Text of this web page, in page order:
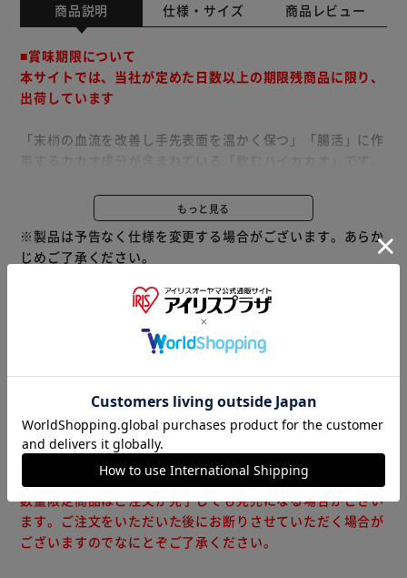
商品説明 仕様・サイズ 商品レビュー
■賞味期限について
本サイトでは、当社が定めた日数以上の期限残商品に限り、
出荷しています
「末梢の血流を改善し手先表面を温かく保つ」「腸活」に作
の3倍です（当社ミルクココア比）。
もっと見る
※製品は予告なく仕様を変更する場合がございます。あらか
じめご了承ください。
※当商品はお取り寄せ品の為、在庫の確認及び商品のお届け
までお時間を頂く場合がございます。
また、商品がメーカーにて完売となっていた場合、キャンセ
ル又は注文内容の変更をお願いいたしております。
予めご了承くださいますようお願いいたします。
商品はアイリスプラザがセレクトしたオススメ商品です。
数量限定商品はご注文が完了しても完売になる場合がござい
ます。ご注文をいただいた後にお断りさせていただく場合が
ございますのでなにとぞご了承ください。